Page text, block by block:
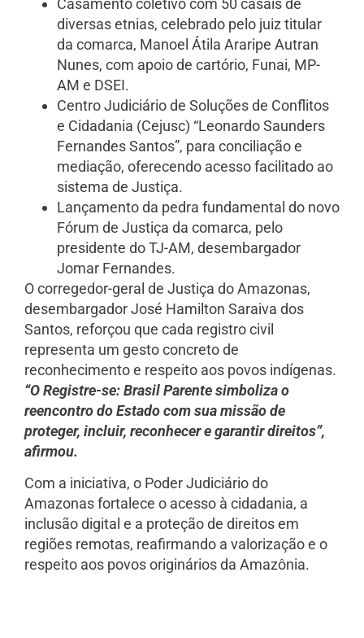
Casamento coletivo com 50 casais de
diversas etnias, celebrado pelo juiz titular
da comarca, Manoel Átila Araripe Autran
Nunes, com apoio de cartório, Funai, MP-
AM e DSEI.
Centro Judiciário de Soluções de Conflitos
e Cidadania (Cejusc) “Leonardo Saunders
Fernandes Santos”, para conciliação e
mediação, oferecendo acesso facilitado ao
sistema de Justiça.
Lançamento da pedra fundamental do novo
Fórum de Justiça da comarca, pelo
presidente do TJ-AM, desembargador
Jomar Fernandes.
O corregedor-geral de Justiça do Amazonas,
desembargador José Hamilton Saraiva dos
Santos, reforçou que cada registro civil
representa um gesto concreto de
reconhecimento e respeito aos povos indígenas.
“O Registre-se: Brasil Parente simboliza o
reencontro do Estado com sua missão de
proteger, incluir, reconhecer e garantir direitos”,
afirmou.
Com a iniciativa, o Poder Judiciário do
Amazonas fortalece o acesso à cidadania, a
inclusão digital e a proteção de direitos em
regiões remotas, reafirmando a valorização e o
respeito aos povos originários da Amazônia.